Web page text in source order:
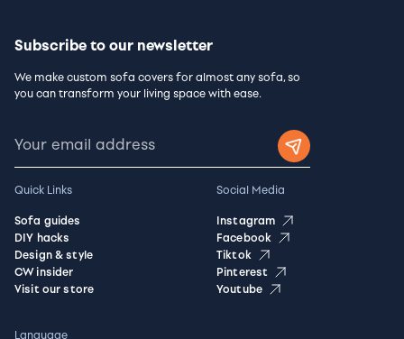
Subscribe to our newsletter
We make custom sofa covers for almost any sofa, so
you can transform your living space with ease.
Quick Links
Sofa guides
DIY hacks
Design & style
CW insider
Visit our store
Social Media
Instagram
Facebook
Tiktok
Pinterest
Youtube
Language